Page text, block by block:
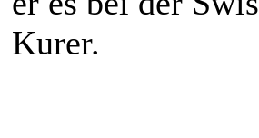
Kurer.